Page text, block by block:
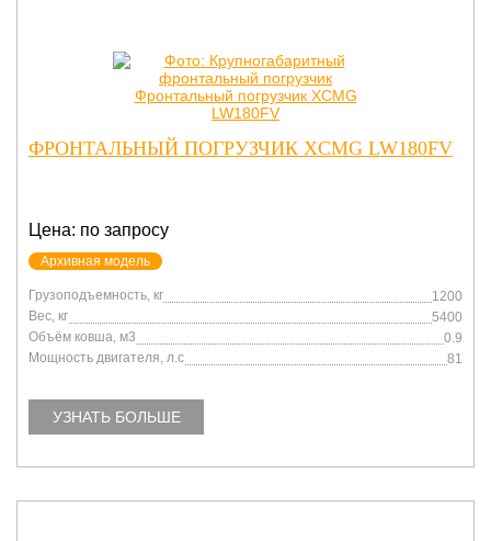
ФРОНТАЛЬНЫЙ ПОГРУЗЧИК XCMG LW180FV
Цена: по запросу
Архивная модель
Грузоподъемность, кг
1200
Вес, кг
5400
Объём ковша, м3
0.9
Мощность двигателя, л.с
81
УЗНАТЬ БОЛЬШЕ